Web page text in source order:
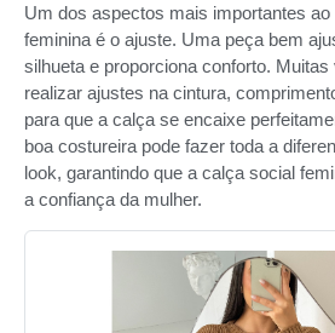
Um dos aspectos mais importantes
feminina é o ajuste. Uma peça bem
silhueta e proporciona conforto.
realizar ajustes na cintura,
para que a calça se encaixe
boa costureira pode fazer toda a
look, garantindo que a calça social
a confiança da mulher.